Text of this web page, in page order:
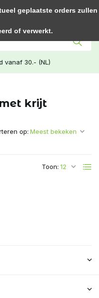
vanaf 30.- (NL)
krijt
Toon:
op:
geplaatste orders zullen
of verwerkt.